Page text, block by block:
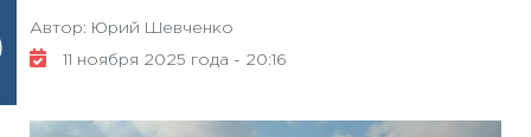
Автор: Юрий Шевченко
11 ноября 2025 года - 20:16